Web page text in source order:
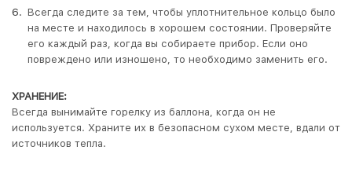
Всегда следите за тем, чтобы уплотнительное кольцо было
на месте и находилось в хорошем состоянии. Проверяйте
его каждый раз, когда вы собираете прибор. Если оно
повреждено или изношено, то необходимо заменить его.
ХРАНЕНИЕ:
Всегда вынимайте горелку из баллона, когда он не
используется. Храните их в безопасном сухом месте, вдали от
источников тепла.